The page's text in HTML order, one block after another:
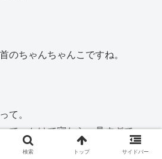
のちゃんちゃんこですね。
て。
て、かけて寝たら、暑すぎて・・
検索 トップ サイドバー